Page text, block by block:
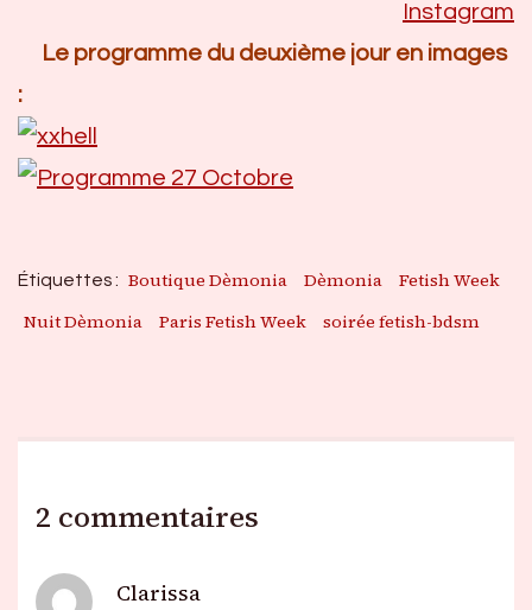
Instagram
Le programme du deuxième jour en images
:
Étiquettes : Boutique Dèmonia Dèmonia
Fetish Week
Nuit Dèmonia
Paris Fetish Week soirée fetish-bdsm
2 commentaires
Clarissa